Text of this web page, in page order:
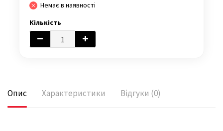
Немає в наявності
Кількість
Опис Характеристики Відгуки (0)